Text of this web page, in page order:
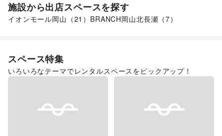
施設から出店スペースを探す
イオンモール岡山 （21 ） BRANCH岡山北長瀬 （7）
スペース特集
いろいろなテーマでレンタルスペースをピックアップ！